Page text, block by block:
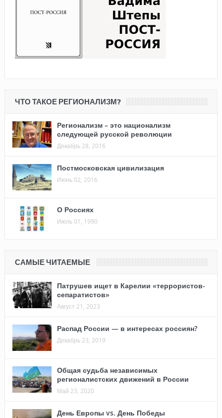
ЧТО ТАКОЕ РЕГИОНАЛИЗМ?
Регионализм – это национализм
следующей русской революции
Декабрь 28, 2016
Постмосковская цивилизация
Июнь 02, 2016
О Россиях
Июль 01, 1990
САМЫЕ ЧИТАЕМЫЕ
Патрушев ищет в Карелии «террористов-
сепаратистов»
Август 21, 2023
Распад России — в интересах россиян?
Декабрь 23, 2019
Общая судьба независимых
регионалистских движений в России
Май 23, 2020
День Европы vs. День Победы